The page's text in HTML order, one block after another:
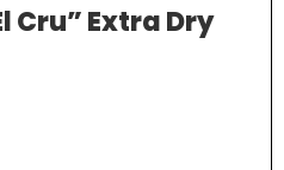
Cru” Extra Dry